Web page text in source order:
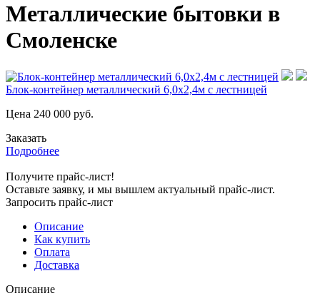
Металлические бытовки в
Смоленске
Блок-контейнер металлический 6,0х2,4м с лестницей
Цена 240 000 руб.
Заказать
Подробнее
Получите прайс-лист!
Оставьте заявку, и мы вышлем актуальный прайс-лист.
Запросить прайс-лист
Описание
Как купить
Оплата
Доставка
Описание